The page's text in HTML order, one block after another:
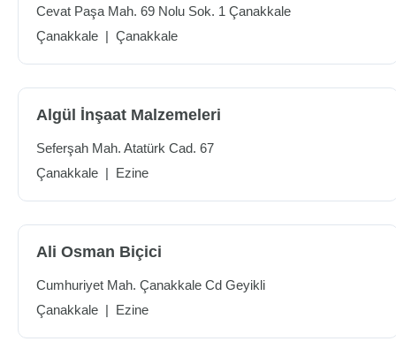
Cevat Paşa Mah. 69 Nolu Sok. 1 Çanakkale
Çanakkale | Çanakkale
Algül İnşaat Malzemeleri
Seferşah Mah. Atatürk Cad. 67
Çanakkale | Ezine
Ali Osman Biçici
Cumhuriyet Mah. Çanakkale Cd Geyikli
Çanakkale | Ezine